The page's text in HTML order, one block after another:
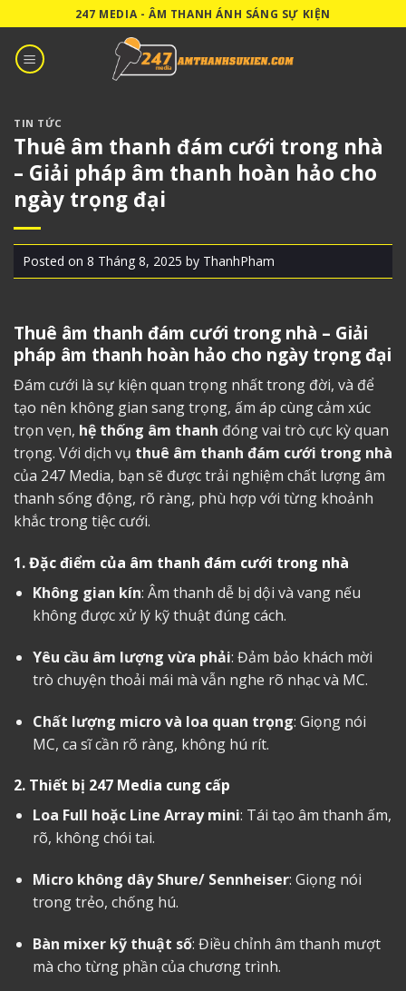
to
content
247 MEDIA - ÂM THANH ÁNH SÁNG SỰ KIỆN
TIN TỨC
Thuê âm thanh đám cưới trong nhà
– Giải pháp âm thanh hoàn hảo cho
ngày trọng đại
Posted on 8 Tháng 8, 2025 by ThanhPham
Thuê âm thanh đám cưới trong nhà – Giải
pháp âm thanh hoàn hảo cho ngày trọng đại
Đám cưới là sự kiện quan trọng nhất trong đời, và để
tạo nên không gian sang trọng, ấm áp cùng cảm xúc
trọn vẹn, hệ thống âm thanh đóng vai trò cực kỳ quan
trọng. Với dịch vụ thuê âm thanh đám cưới trong nhà
của 247 Media, bạn sẽ được trải nghiệm chất lượng âm
thanh sống động, rõ ràng, phù hợp với từng khoảnh
khắc trong tiệc cưới.
1. Đặc điểm của âm thanh đám cưới trong nhà
Không gian kín: Âm thanh dễ bị dội và vang nếu
không được xử lý kỹ thuật đúng cách.
Yêu cầu âm lượng vừa phải: Đảm bảo khách mời
trò chuyện thoải mái mà vẫn nghe rõ nhạc và MC.
Chất lượng micro và loa quan trọng: Giọng nói
MC, ca sĩ cần rõ ràng, không hú rít.
2. Thiết bị 247 Media cung cấp
Loa Full hoặc Line Array mini: Tái tạo âm thanh ấm,
rõ, không chói tai.
Micro không dây Shure/ Sennheiser: Giọng nói
trong trẻo, chống hú.
Bàn mixer kỹ thuật số: Điều chỉnh âm thanh mượt
mà cho từng phần của chương trình.